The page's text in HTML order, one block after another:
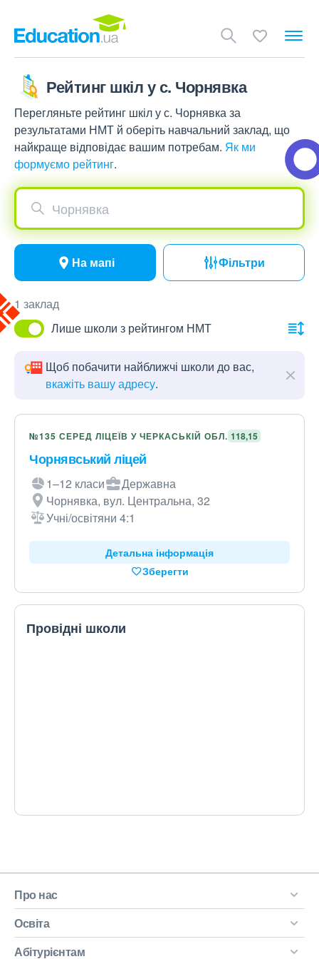
Рейтинг шкіл у с. Чорнявка
Перегляньте рейтинг шкіл у с. Чорнявка за
результатами НМТ й оберіть навчальний заклад, що
найкраще відповідає вашим потребам. Як ми
формуємо рейтинг.
Чорнявка
На мапі Фільтри
1 заклад
Лише школи з рейтингом НМТ
Щоб побачити найближчі школи до вас,
вкажіть вашу адресу.
№135 СЕРЕД ЛІЦЕЇВ У ЧЕРКАСЬКІЙ ОБЛ. 118,15
Чорнявський ліцей
1–12 класи
Державна
Чорнявка, вул. Центральна, 32
Учні/освітяни 4:1
Детальна інформація
Зберегти
Провідні школи
Про нас
Освіта
Абітурієнтам